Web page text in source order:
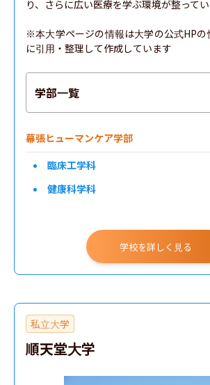
り、さらに広い医療を学ぶ環境が整ってい
※本大学ページの情報は大学の公式HP
に引用・整理して作成しています
学部一覧
幕張ヒューマンケア学部
臨床工学科
健康科学科
学校を詳しく見る
私立大学
順天堂大学